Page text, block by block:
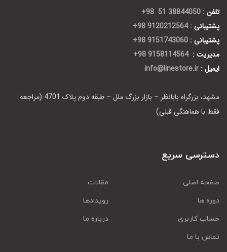
تلفن : 38844050 51 98+
پشتیبانی : 9120212564 98+
پشتیبانی : 9151743060 98+
مدیریت : 9158114564 98+
ایمیل : info@linestore.ir
مشهد، بزرگراه بابانظر – بازار بزرگ ملل – طبقه دوم پلاک 4701 (مراجعه
فقط با هماهنگی قبلی)
دسترسی سریع
صفحه اصلی
مقالات
دوره ها
رویدادها
حساب کاربری
درباره ما
تماس با ما